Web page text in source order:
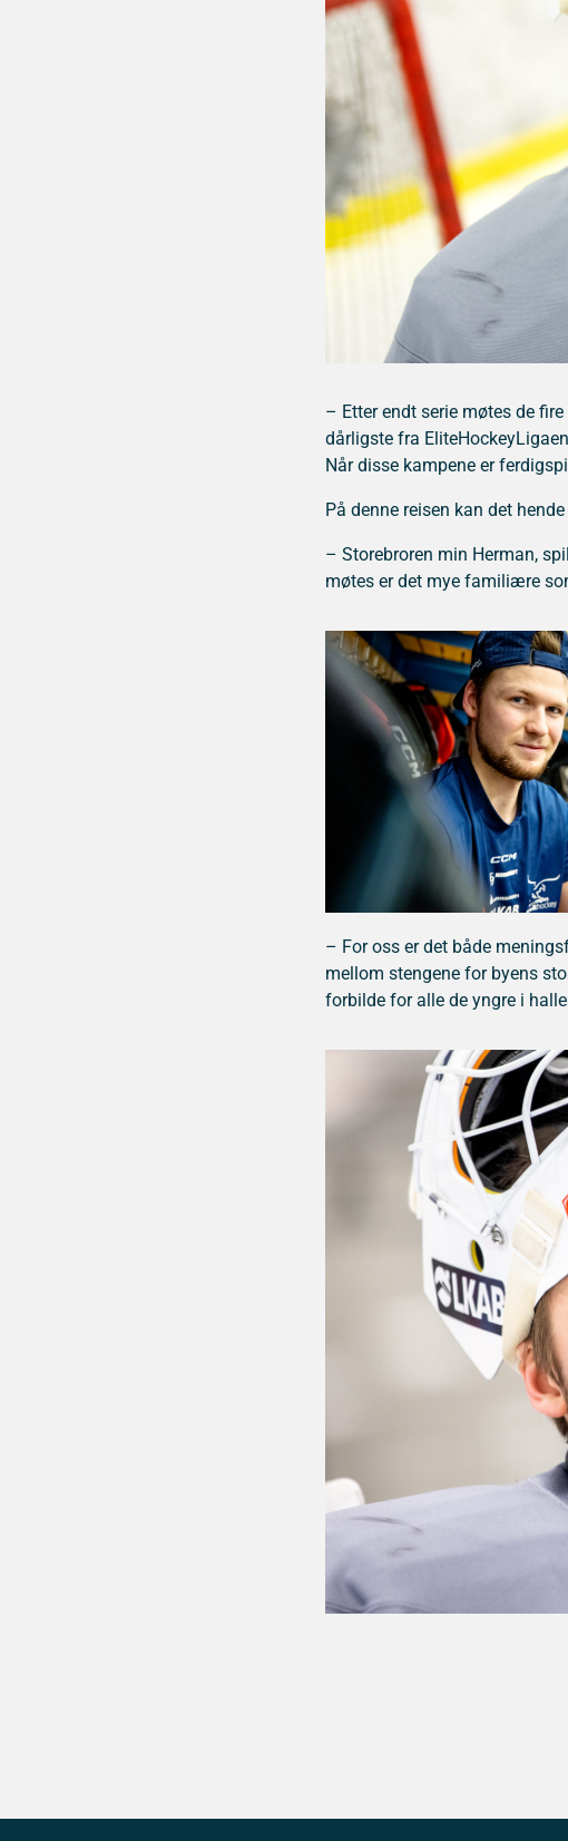
– Etter endt serie møtes de
dårligste fra
Når disse kampene er
På denne reisen kan det
– Storebroren min Herman,
møtes er det mye familiære
– For oss er det både
mellom stengene for byens
forbilde for alle de yngre i